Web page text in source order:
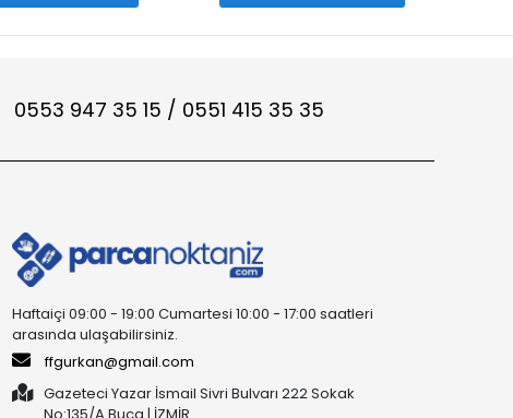
0553 947 35 15 / 0551 415 35 35
Haftaiçi 09:00 - 19:00 Cumartesi 10:00 - 17:00 saatleri
arasında ulaşabilirsiniz.
ffgurkan@gmail.com
Gazeteci Yazar İsmail Sivri Bulvarı 222 Sokak